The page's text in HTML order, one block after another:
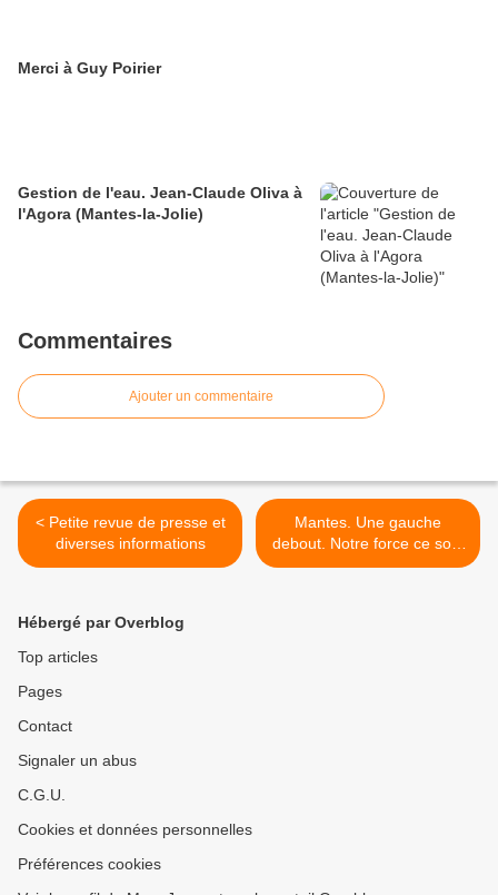
Merci à Guy Poirier
Gestion de l'eau. Jean-Claude Oliva à
l'Agora (Mantes-la-Jolie)
Commentaires
Ajouter un commentaire
< Petite revue de presse et
diverses informations
Mantes. Une gauche
debout. Notre force ce sont
les citoyens. >
Hébergé par Overblog
Top articles
Pages
Contact
Signaler un abus
C.G.U.
Cookies et données personnelles
Préférences cookies